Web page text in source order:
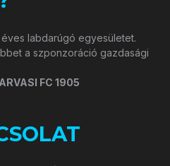
labdarúgó egyesületet.
a szponzoráció gazdasági
FC 1905